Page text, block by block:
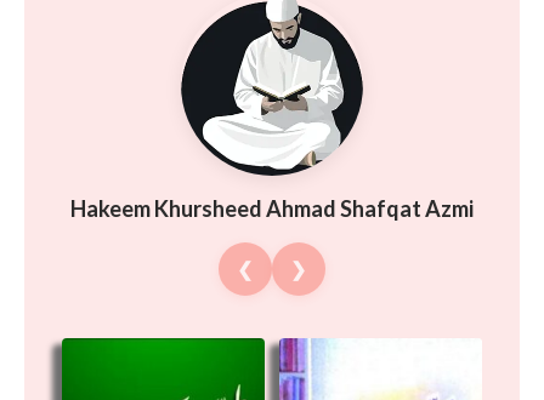
Hakeem Khursheed Ahmad Shafqat Azmi
❮ ❯